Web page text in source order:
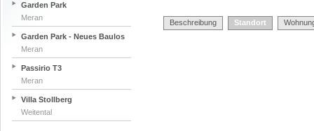
Garden Park
Meran
Garden Park - Neues Baulos
Meran
Passirio T3
Meran
Villa Stollberg
Weitental
Beschreibung Standort